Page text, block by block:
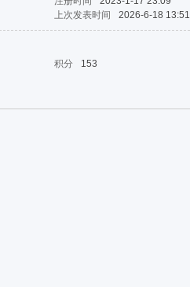
上次发表时间 2026-6-18 13:51
积分 153